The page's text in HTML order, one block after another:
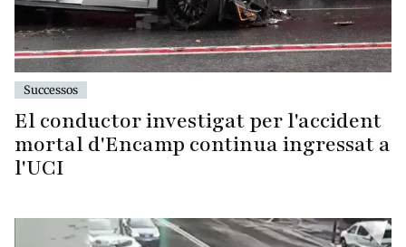
Successos
El conductor investigat per l'accident
mortal d'Encamp continua ingressat a
l'UCI